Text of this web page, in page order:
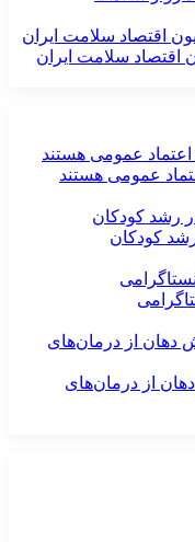
اقتصاد سلامت ایران
عمومی هستند
از درمان‌های